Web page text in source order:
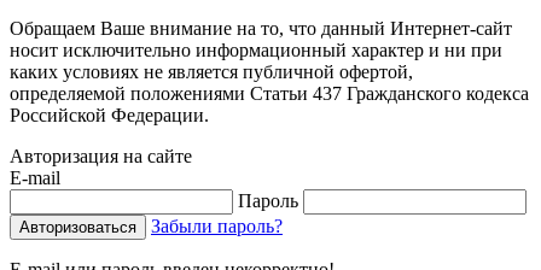
Обращаем Ваше внимание на то, что данный Интернет-сайт
носит исключительно информационный характер и ни при
каких условиях не является публичной офертой,
определяемой положениями Статьи 437 Гражданского кодекса
Российской Федерации.
Авторизация на сайте
E-mail
Пароль
Забыли пароль?